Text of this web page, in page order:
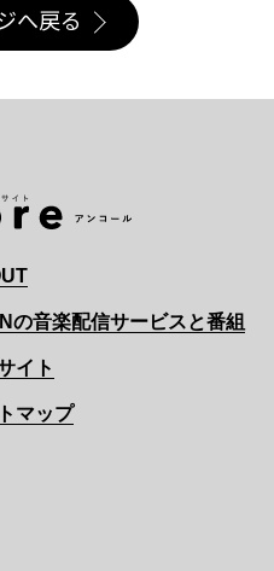
へ戻る
の音楽配信サービスと番組
イト
マップ